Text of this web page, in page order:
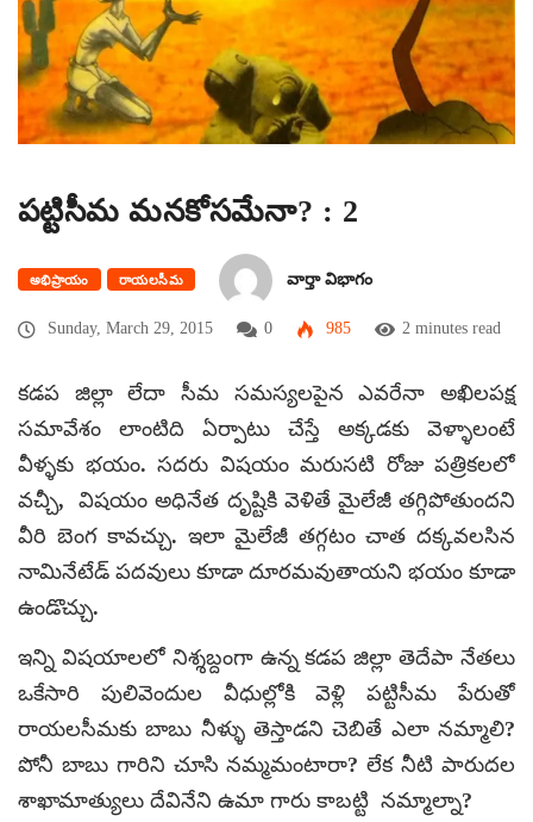
పట్టిసీమ మనకోసమేనా? : 2
అభిప్రాయం రాయలసీమ వార్తా విభాగం
Sunday, March 29, 2015 0 985 2 minutes read
కడప జిల్లా లేదా సీమ సమస్యలపైన ఎవరేనా అఖిలపక్ష
సమావేశం లాంటిది ఏర్పాటు చేస్తే అక్కడకు వెళ్ళాలంటే
వీళ్ళకు భయం. సదరు విషయం మరుసటి రోజు పత్రికలలో
వచ్చీ, విషయం అధినేత దృష్టికి వెళితే మైలేజీ తగ్గిపోతుందని
వీరి బెంగ కావచ్చు. ఇలా మైలేజీ తగ్గటం చాత దక్కవలసిన
నామినేటేడ్ పదవులు కూడా దూరమవుతాయని భయం కూడా
ఉండొచ్చు.
ఇన్ని విషయాలలో నిశ్శబ్దంగా ఉన్న కడప జిల్లా తెదేపా నేతలు
ఒకేసారి పులివెందుల వీధుల్లోకి వెళ్లి పట్టిసీమ పేరుతో
రాయలసీమకు బాబు నీళ్ళు తెస్తాడని చెబితే ఎలా నమ్మాలి?
పోనీ బాబు గారిని చూసి నమ్మమంటారా? లేక నీటి పారుదల
శాఖామాత్యులు దేవినేని ఉమా గారు కాబట్టి నమ్మాల్నా?